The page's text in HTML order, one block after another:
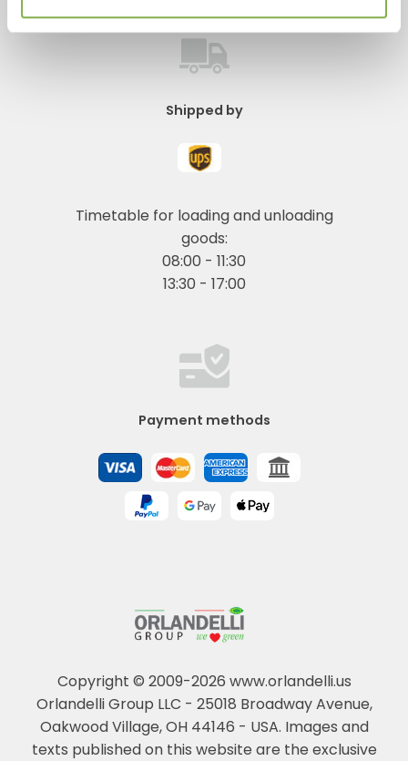
Copyright © 2009-2026 www.orlandelli.us
Orlandelli Group LLC - 25018 Broadway Avenue,
Oakwood Village, OH 44146 - USA. Images and
texts published on this website are the exclusive
Shipped by
Timetable for loading and unloading
goods:
08:00 - 11:30
13:30 - 17:00
Payment methods